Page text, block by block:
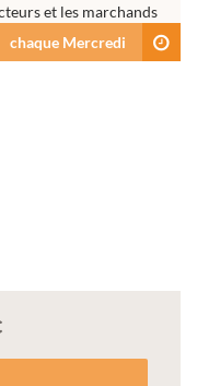
et les marchands
chaque Mercredi